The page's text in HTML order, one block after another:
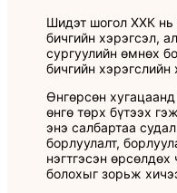
Шидэт шогол ХХК нь
бичгийн хэрэгсэл,
сургуулийн өмнөх
бичгийн хэрэгслийн
Өнгөрсөн
өнгө төрх бүтээх
энэ салбартаа
борлуулалт,
нэгтгэсэн
болохыг зорьж